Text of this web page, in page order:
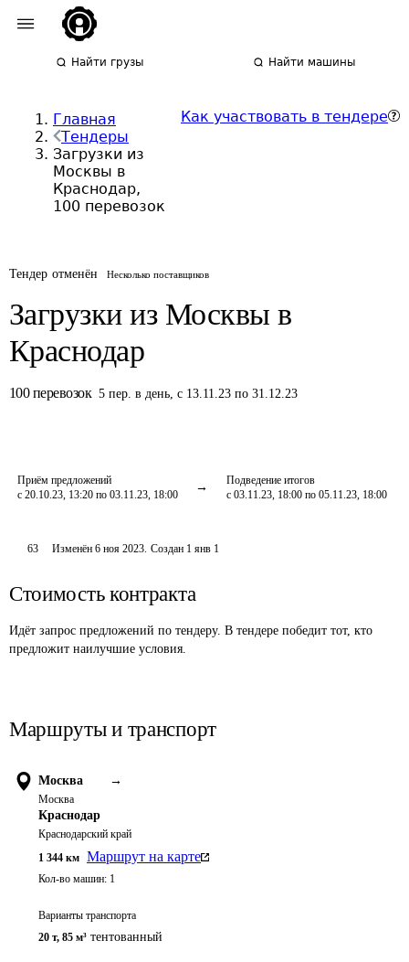
Найти грузы Найти машины
Главная
Тендеры
Загрузки из
Москвы в
Краснодар,
100 перевозок
Как участвовать в тендере
Тендер отменён Несколько поставщиков
Загрузки из Москвы в
Краснодар
100 перевозок 5 пер. в день,с 13.11.23 по 31.12.23
Приём предложений
с 20.10.23, 13:20 по 03.11.23, 18:00
Подведение итогов
с 03.11.23, 18:00 по 05.11.23, 18:00
63 Изменён6 ноя 2023. Создан 1 янв 1
Стоимость контракта
Идёт запрос предложений по тендеру. В тендере победит тот, кто
предложит наилучшие условия.
Маршруты и транспорт
Москва →
Москва
Краснодар
Краснодарский край
1 344 км Маршрут на карте
Кол-во машин: 1
Варианты транспорта
20 т, 85 м³ тентованный